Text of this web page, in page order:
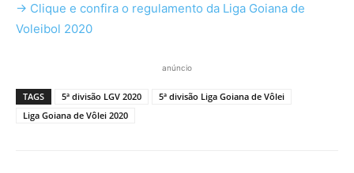
-> Clique e confira o regulamento da Liga Goiana de
Voleibol 2020
anúncio
TAGS 5ª divisão LGV 2020
5ª divisão Liga Goiana de Vôlei
Liga Goiana de Vôlei 2020